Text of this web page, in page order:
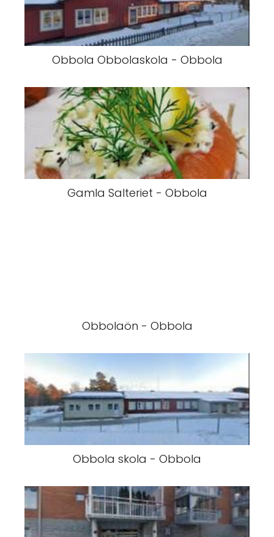
Obbola Obbolaskola - Obbola
Gamla Salteriet - Obbola
Obbolaön - Obbola
Obbola skola - Obbola